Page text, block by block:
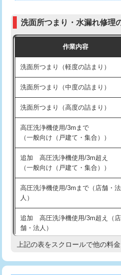
モルタル補修（厚さ10㎝まで）
モルタル補修（厚さ10㎝超え）
洗面台設置
バスタブ設置
追加人工
廃棄・処分
※給水管工事は20mmまでの価格
（P/S/ポップアップ））
交換・取付（その他部品）
持込商品取付（単水栓）
持込商品取付（混合水栓）
持込商品取付（浄水器・分岐水栓
給水管工事※（ホール加工)
給水管工事※（バンド止め)
給水管工事※（支持金具設置)
給水管工事※（保温材使用（バン
め込み）)
給水管工事※（土の掘削・埋め戻
業)
給水管工事※（塩ビ管（VP・HI）
用/3ｍまで)
洗面所つまり・水漏れ修理
作業内容
洗面所つまり（軽度の詰まり）
洗面所つまり（中度の詰まり）
洗面所つまり（高度の詰まり）
高圧洗浄機使用/3mまで
（一般向け（戸建て・集合））
追加 高圧洗浄機使用/3m超え
（一般向け（戸建て・集合））
高圧洗浄機使用/3mまで（店舗・法
人）
追加 高圧洗浄機使用/3m超え（店
舗・法人）
高度高圧洗浄換
上記の表をスクロールで他の料